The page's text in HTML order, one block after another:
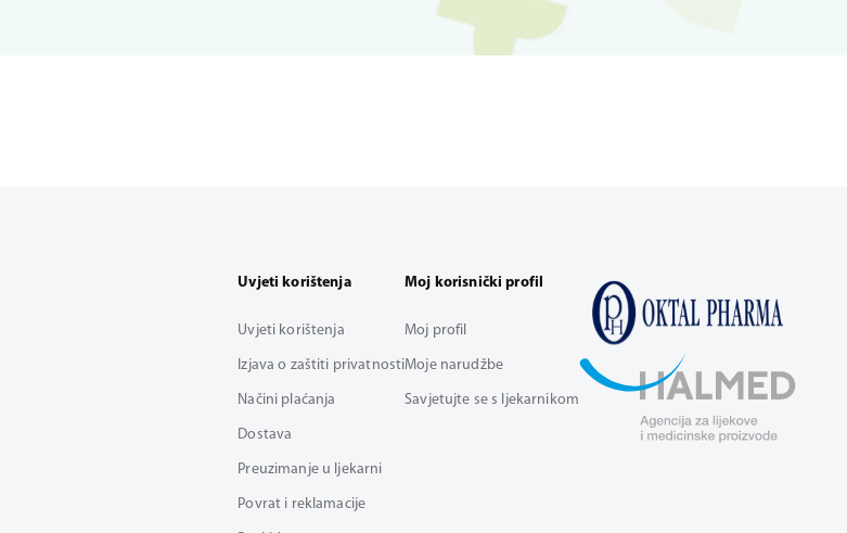
Uvjeti korištenja
Uvjeti korištenja
Izjava o zaštiti privatnosti
Načini plaćanja
Dostava
Preuzimanje u ljekarni
Povrat i reklamacije
Moj korisnički profil
Moj profil
Moje narudžbe
Savjetujte se s ljekarnikom